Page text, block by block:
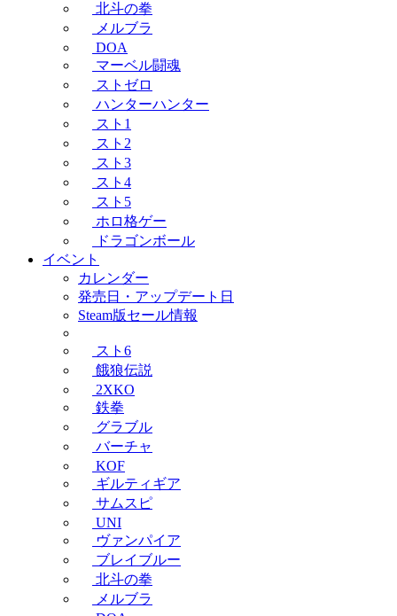
北斗の拳
メルブラ
DOA
マーベル闘魂
ストゼロ
ハンターハンター
スト1
スト2
スト3
スト4
スト5
ホロ格ゲー
ドラゴンボール
イベント
カレンダー
発売日・アップデート日
Steam版セール情報
スト6
餓狼伝説
2XKO
鉄拳
グラブル
バーチャ
KOF
ギルティギア
サムスピ
UNI
ヴァンパイア
ブレイブルー
北斗の拳
メルブラ